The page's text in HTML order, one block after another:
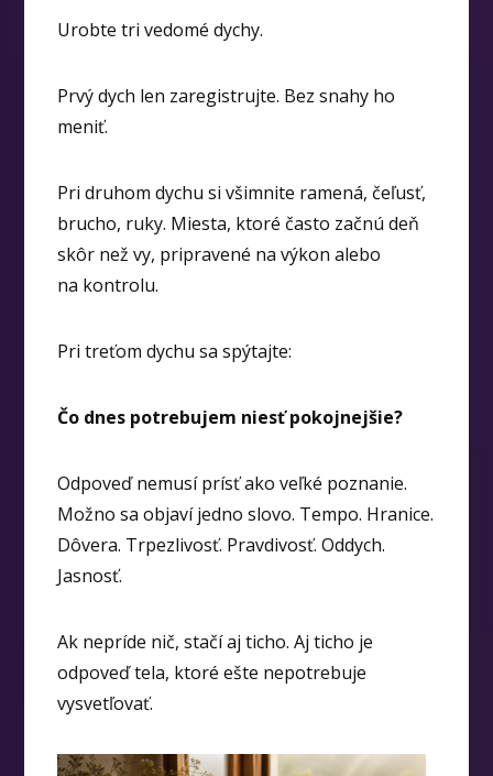
Urobte tri vedomé dychy.
Prvý dych len zaregistrujte. Bez snahy ho
meniť.
Pri druhom dychu si všimnite ramená, čeľusť,
brucho, ruky. Miesta, ktoré často začnú deň
skôr než vy, pripravené na výkon alebo
na kontrolu.
Pri treťom dychu sa spýtajte:
Čo dnes potrebujem niesť pokojnejšie?
Odpoveď nemusí prísť ako veľké poznanie.
Možno sa objaví jedno slovo. Tempo. Hranice.
Dôvera. Trpezlivosť. Pravdivosť. Oddych.
Jasnosť.
Ak nepríde nič, stačí aj ticho. Aj ticho je
odpoveď tela, ktoré ešte nepotrebuje
vysvetľovať.